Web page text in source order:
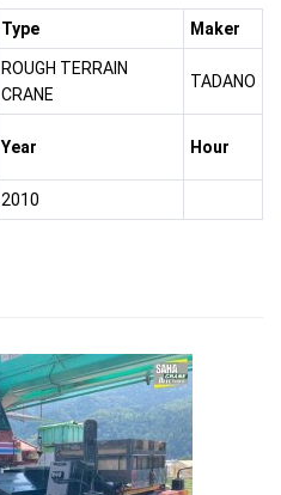
Type Maker
ROUGH TERRAIN
CRANE
TADANO
Year Hour
2010